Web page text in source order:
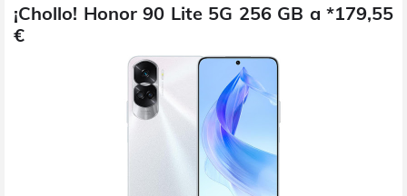
¡Chollo! Honor 90 Lite 5G 256 GB a *179,55
€